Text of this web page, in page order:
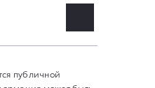
публичной